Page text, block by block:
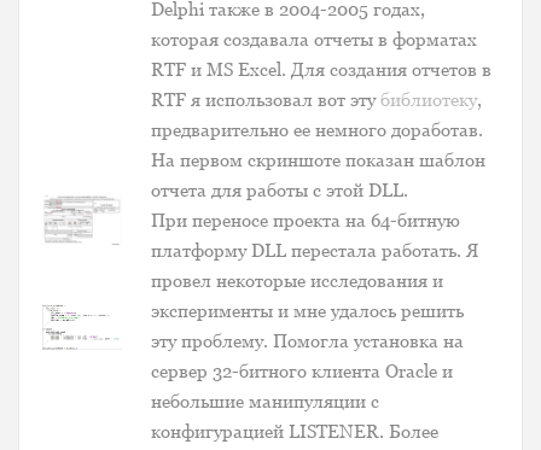
Delphi также в 2004-2005 годах,
которая создавала отчеты в форматах
RTF и MS Excel. Для создания отчетов в
RTF я использовал вот этубиблиотеку,
предварительно ее немного доработав.
На первом скриншоте показан шаблон
отчета для работы с этой DLL.
При переносе проекта на 64-битную
платформу DLL перестала работать. Я
провел некоторые исследования и
эксперименты и мне удалось решить
эту проблему. Помогла установка на
сервер 32-битного клиента Oracle и
небольшие манипуляции с
конфигурацией LISTENER. Более